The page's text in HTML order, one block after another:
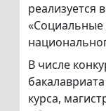
реализуется
«Социальные
В числе
курса,